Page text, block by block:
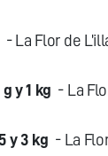
- La Flor de
y 1 kg - La
y 3 kg - La